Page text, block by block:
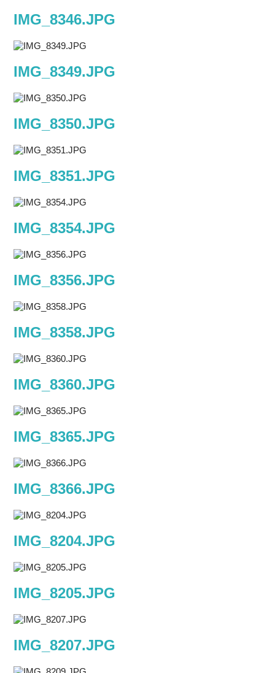
IMG_8346.JPG
IMG_8349.JPG
IMG_8350.JPG
IMG_8351.JPG
IMG_8354.JPG
IMG_8356.JPG
IMG_8358.JPG
IMG_8360.JPG
IMG_8365.JPG
IMG_8366.JPG
IMG_8204.JPG
IMG_8205.JPG
IMG_8207.JPG